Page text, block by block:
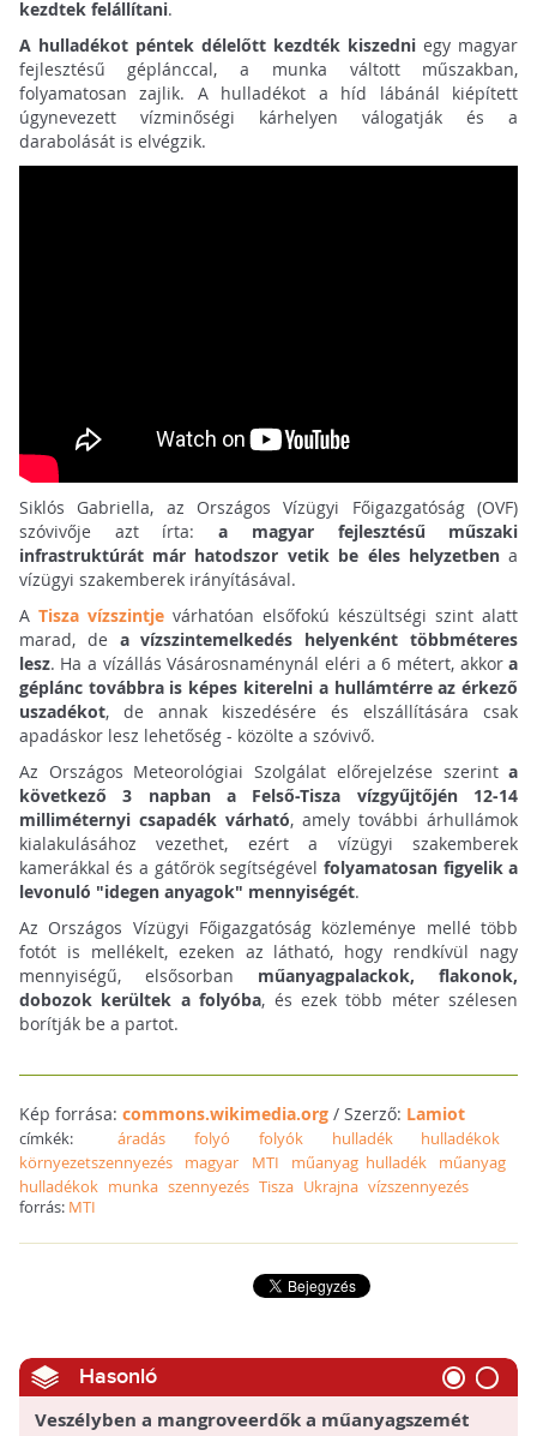
kezdtek felállítani.
A hulladékot péntek délelőtt kezdték kiszedni egy magyar
fejlesztésű géplánccal, a munka váltott műszakban,
folyamatosan zajlik. A hulladékot a híd lábánál kiépített
úgynevezett vízminőségi kárhelyen válogatják és a
darabolását is elvégzik.
Siklós Gabriella, az Országos Vízügyi Főigazgatóság (OVF)
szóvivője azt írta: a magyar fejlesztésű műszaki
infrastruktúrát már hatodszor vetik be éles helyzetbena
vízügyi szakemberek irányításával.
A Tisza vízszintjevárhatóan elsőfokú készültségi szint alatt
marad, de a vízszintemelkedés helyenként többméteres
lesz. Ha a vízállás Vásárosnaménynál eléri a 6 métert, akkora
géplánc továbbra is képes kiterelni a hullámtérre az érkező
uszadékot, de annak kiszedésére és elszállítására csak
apadáskor lesz lehetőség - közölte a szóvivő.
Az Országos Meteorológiai Szolgálat előrejelzése szerinta
következő 3 napban a Felső-Tisza vízgyűjtőjén 12-14
milliméternyi csapadék várható, amely további árhullámok
kialakulásához vezethet, ezért a vízügyi szakemberek
kamerákkal és a gátőrök segítségével folyamatosan figyelik a
levonuló "idegen anyagok" mennyiségét.
Az Országos Vízügyi Főigazgatóság közleménye mellé több
fotót is mellékelt, ezeken az látható, hogy rendkívül nagy
mennyiségű, elsősorban műanyagpalackok, flakonok,
dobozok kerültek a folyóba, és ezek több méter szélesen
borítják be a partot.
Kép forrása: commons.wikimedia.org/ Szerző: Lamiot
címkék:áradás folyó folyók hulladék
hulladékok
környezetszennyezés
magyar MTI műanyag hulladék
műanyag
hulladékok munka szennyezés Tisza Ukrajna vízszennyezés
forrás: MTI
Hasonló
Veszélyben a mangroveerdők a műanyagszemét